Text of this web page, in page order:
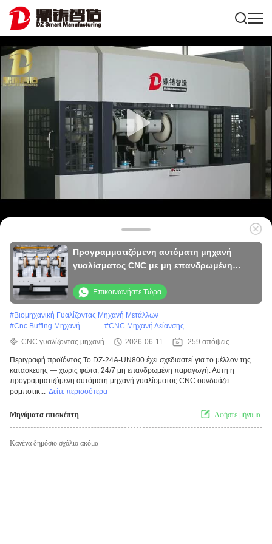
Προγραμματιζόμενη αυτόματη μηχανή
γυαλίσματος CNC με μη επανδρωμένη
ημέραΕπικοινωνήστε Τώρα
#Βιομηχανική Γυαλίζοντας Μηχανή Μετάλλων
#Cnc Buffing Μηχανή #CNC Μηχανή Λείανσης
CNC γυαλίζοντας μηχανή
2026-06-11 259 απόψεις
Περιγραφή προϊόντος Το DZ-24A-UN800 έχει σχεδιαστεί για το μέλλον της
κατασκευής — χωρίς φώτα, 24/7 μη επανδρωμένη παραγωγή. Αυτή η
προγραμματιζόμενη αυτόματη μηχανή γυαλίσματος CNC συνδυάζει
ρομποτικ... Δείτε περισσότερα
Μηνύματα επισκέπτη Αφήστε μήνυμα.
Κανένα δημόσιο σχόλιο ακόμα